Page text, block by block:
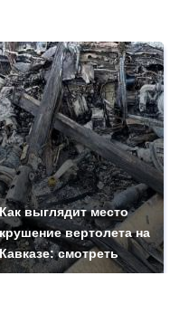
Как выглядит место
крушение вертолета на
Кавказе: смотреть